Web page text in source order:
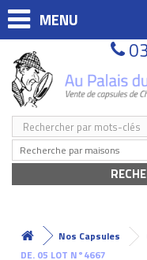
MENU
Recherche par maisons
Nos Capsules
DE. 05 LOT N°4667